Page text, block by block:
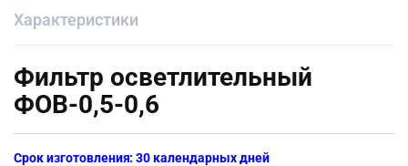
Характеристики
Фильтр осветлительный
ФОВ-0,5-0,6
Срок изготовления: 30 календарных дней